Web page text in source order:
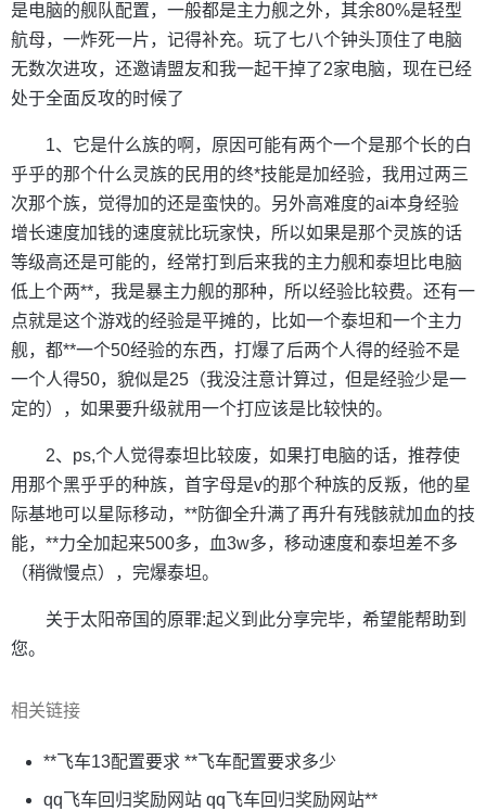
是电脑的舰队配置，一般都是主力舰之外，其余80%是轻型
航母，一炸死一片，记得补充。玩了七八个钟头顶住了电脑
无数次进攻，还邀请盟友和我一起干掉了2家电脑，现在已经
处于全面反攻的时候了
1、它是什么族的啊，原因可能有两个一个是那个长的白
乎乎的那个什么灵族的民用的终*技能是加经验，我用过两三
次那个族，觉得加的还是蛮快的。另外高难度的ai本身经验
增长速度加钱的速度就比玩家快，所以如果是那个灵族的话
等级高还是可能的，经常打到后来我的主力舰和泰坦比电脑
低上个两**，我是暴主力舰的那种，所以经验比较费。还有一
点就是这个游戏的经验是平摊的，比如一个泰坦和一个主力
舰，都**一个50经验的东西，打爆了后两个人得的经验不是
一个人得50，貌似是25（我没注意计算过，但是经验少是一
定的），如果要升级就用一个打应该是比较快的。
2、ps,个人觉得泰坦比较废，如果打电脑的话，推荐使
用那个黑乎乎的种族，首字母是v的那个种族的反叛，他的星
际基地可以星际移动，**防御全升满了再升有残骸就加血的技
能，**力全加起来500多，血3w多，移动速度和泰坦差不多
（稍微慢点），完爆泰坦。
关于太阳帝国的原罪:起义到此分享完毕，希望能帮助到
您。
相关链接
**飞车13配置要求 **飞车配置要求多少
qq飞车回归奖励网站 qq飞车回归奖励网站**